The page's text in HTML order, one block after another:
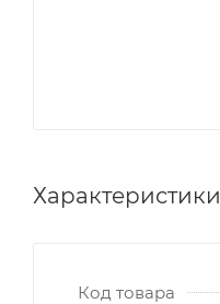
Характеристики
Код товара